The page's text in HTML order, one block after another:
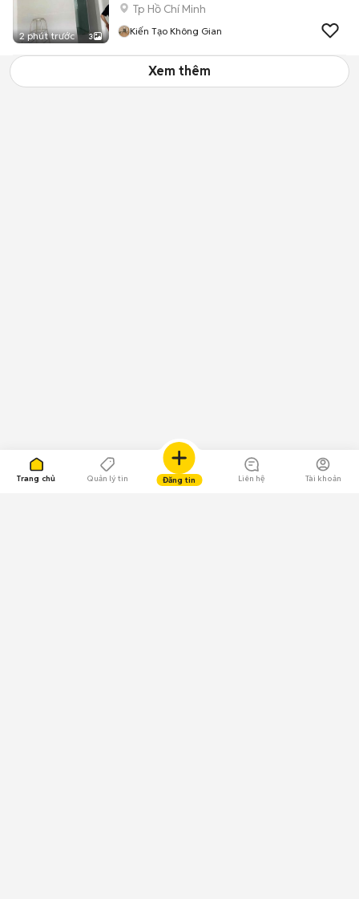
Trang chủ Quản lý tin Đăng tin Liên hệ Tài khoản
2 phút trước 3
Tp Hồ Chí Minh
Kiến Tạo Không Gian
Xem thêm